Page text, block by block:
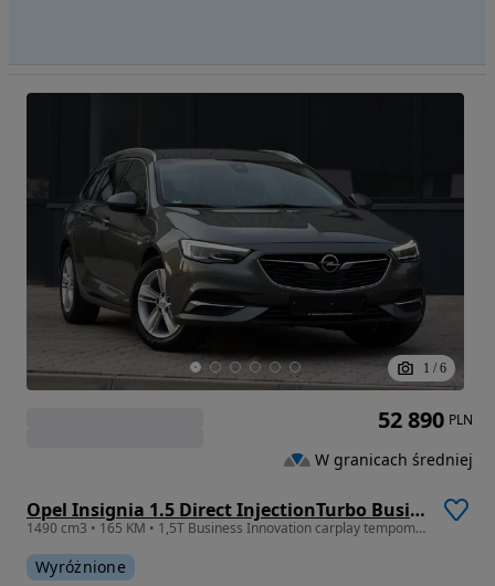
1 / 6
Opel Insignia 1.5 Direct InjectionTurbo Business Innovation
1490 cm3 • 165 KM • 1,5T Business Innovation carplay tempomat
Wyróżnione
52 890 PLN
W granicach średniej